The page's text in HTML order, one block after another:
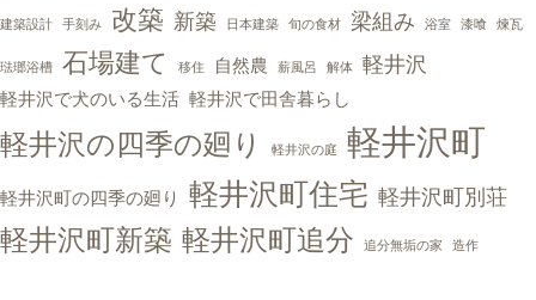
建築設計 手刻み 改築 新築 日本建築 旬の食材 梁組み 浴室 漆喰 煉瓦
琺瑯浴槽 石場建て 移住 自然農 薪風呂 解体 軽井沢
軽井沢で犬のいる生活 軽井沢で田舎暮らし
軽井沢の四季の廻り 軽井沢の庭 軽井沢町
軽井沢町の四季の廻り 軽井沢町住宅 軽井沢町別荘
軽井沢町新築 軽井沢町追分 追分無垢の家 造作